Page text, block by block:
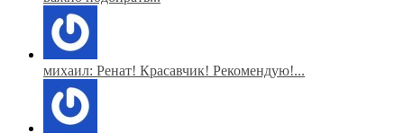
михаил: Ренат! Красавчик! Рекомендую!...